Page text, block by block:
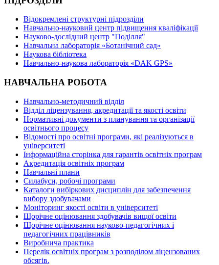
Відокремлені структурні підрозділи
Навчально-науковий центр підвищення кваліфікації
Науково-дослідний центр "Поділля"
Навчальна лабораторія «Ботанічний сад»
Наукова бібліотека
Навчально-наукова лабораторія «DAK GPS»
НАВЧАЛЬНА РОБОТА
Навчально-методичний відділ
Відділ ліцензування, акредитації та якості освіти
Нормативні документи з планування та організації
освітнього процесу
Відомості про освітні програми, які реалізуються в
університеті
Інформаційна сторінка для гарантів освітніх програм
Акредитація освітніх програм
Навчальні плани
Силабуси, робочі програми
Каталоги вибіркових дисциплін для забезпечення
вибору здобувачами
Моніторинг якості освіти в університеті
Щорічне оцінювання здобувачів вищої освіти
Щорічне оцінювання науково-педагогічних і
педагогічних працівників
Виробнича практика
Перелік освітніх програм з розподілoм ліцензoваних
oбсягів.